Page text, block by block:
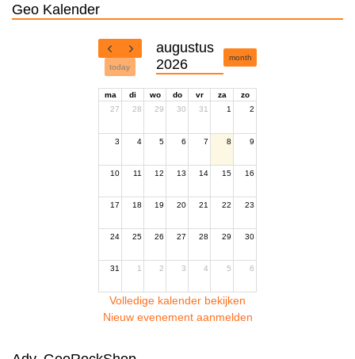
Geo Kalender
today
augustus
2026
month
ma di wo do vr za
zo
27
28 29 30 31 1 2
3 4 5 6 7 8 9
10 11 12 13 14 15 16
17 18 19 20 21 22 23
24 25 26 27 28 29 30
31 1 2 3 4 5 6
Volledige kalender bekijken
Nieuw evenement aanmelden